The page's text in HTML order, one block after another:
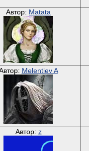
Автор: Matata
Melentiev A
Автор: z